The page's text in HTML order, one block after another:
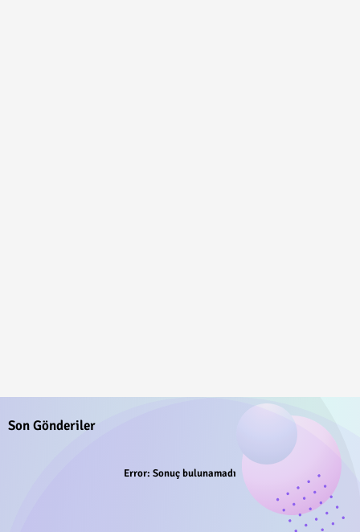
Son Gönderiler
Error: Sonuç bulunamadı